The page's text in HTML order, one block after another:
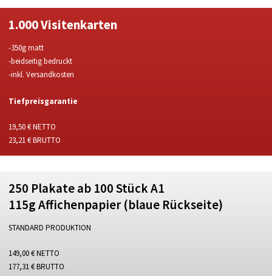
1.000 Visitenkarten
-350g matt
-beidseitig bedruckt
-inkl. Versandkosten
Tiefpreisgarantie
19,50 € NETTO
23,21 € BRUTTO
250 Plakate ab 100 Stück A1
115g Affichenpapier (blaue Rückseite)
STANDARD PRODUKTION
149,00 € NETTO
177,31 € BRUTTO